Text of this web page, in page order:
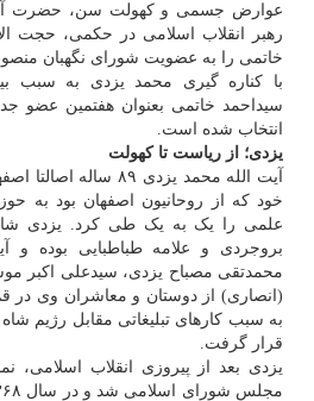
عوارض جسمی و کهولت سن، حضرت
رهبر انقلاب اسلامی در حکمی، حجت
خاتمی را به عضویت شورای نگهبان
با کناره گیری محمد یزدی به سبب
سیداحمد خاتمی بعنوان هفتمین عضو
انتخاب شده است.
یزدی؛ از ریاست تا کهولت
آیت الله محمد یزدی ۸۹
خود که از روحانیون اصفهان بود به
علمی را یک به یک طی کرد. یزدی
بروجردی و علامه طباطبایی بوده و
محمدتقی مصباح یزدی، سیدعلی اکبر
(انصاری) از دوستان و معاشران وی در قم
به سبب کارهای تبلیغاتی مقابل رژیم
قرار گرفت.
یزدی بعد از پیروزی انقلاب اسلامی،